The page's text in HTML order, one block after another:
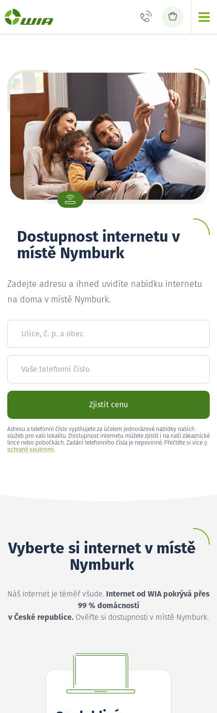
Dostupnost internetu v
místě Nymburk
Zadejte adresu a ihned uvidíte nabídku internetu
na doma v místě Nymburk.
Ulice, č. p. a obec
Vaše telefonní číslo
Zjistit cenu
Adresu a telefonní číslo vyplňujete za účelem jednorázové nabídky našich
služeb pro vaši lokalitu. Dostupnost internetu můžete zjistit i na naší zákaznické
lince nebo pobočkách. Zadání telefonního čísla je nepovinné. Přečtěte si více o
ochraně soukromí.
Vyberte si internet v místě
Nymburk
Náš internet je téměř všude. Internet od WIA pokrývá přes
99 % domácností
v České republice. Ověřte si dostupnosti v místě Nymburk.